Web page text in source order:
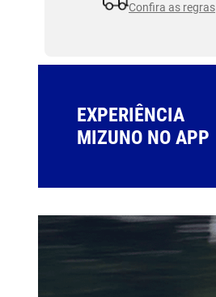
Confira as regras
EXPERIÊNCIA
MIZUNO NO APP